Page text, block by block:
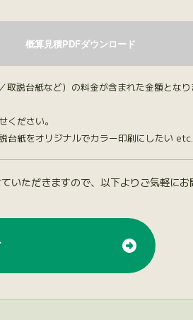
説台紙など）の料金が含まれた金額となり
ださい。
紙をオリジナルでカラー印刷にしたい etc.
ただきますので、以下よりご気軽にお